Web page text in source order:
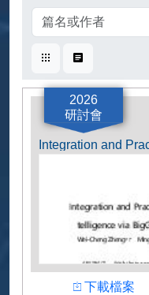
卡片式表格式
2026
研討會
下載檔案
下載檔案